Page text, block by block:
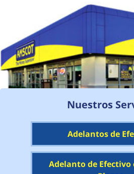
Nuestros
Adelantos de
Adelanto de Efectivo